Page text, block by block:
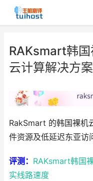
RAKsmart韩
云计算解决方案
RakSmart 的韩国裸机
件资源及低延迟东亚访
评测： RAKsmart韩国
实线路速度